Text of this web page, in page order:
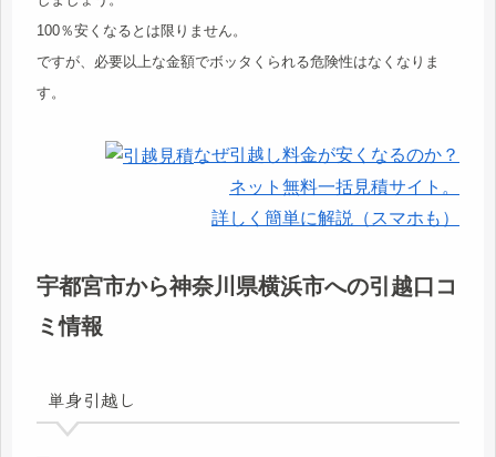
100％安くなるとは限りません。
ですが、必要以上な金額でボッタくられる危険性はなくなりま
す。
なぜ引越し料金が安くなるのか？
ネット無料一括見積サイト。
詳しく簡単に解説（スマホも）
宇都宮市から神奈川県横浜市への引越口コ
ミ情報
単身引越し